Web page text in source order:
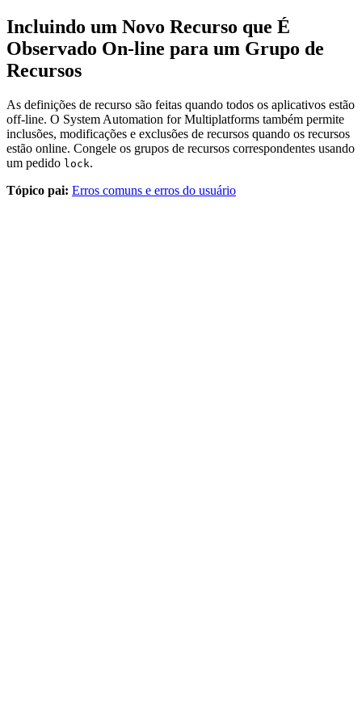
Incluindo um Novo Recurso que É
Observado On-line para um Grupo de
Recursos
As definições de recurso são feitas quando todos os aplicativos estão
off-line. O System Automation for Multiplatforms também permite
inclusões, modificações e exclusões de recursos quando os recursos
estão online. Congele os grupos de recursos correspondentes usando
um pedido lock.
Tópico pai: Erros comuns e erros do usuário